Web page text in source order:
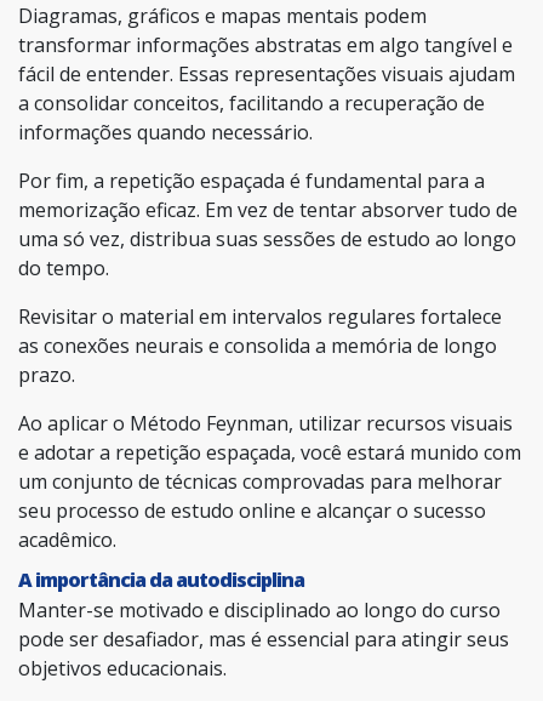
Diagramas, gráficos e mapas mentais podem
transformar informações abstratas em algo tangível e
fácil de entender. Essas representações visuais ajudam
a consolidar conceitos, facilitando a recuperação de
informações quando necessário.
Por fim, a repetição espaçada é fundamental para a
memorização eficaz. Em vez de tentar absorver tudo de
uma só vez, distribua suas sessões de estudo ao longo
do tempo.
Revisitar o material em intervalos regulares fortalece
as conexões neurais e consolida a memória de longo
prazo.
Ao aplicar o Método Feynman, utilizar recursos visuais
e adotar a repetição espaçada, você estará munido com
um conjunto de técnicas comprovadas para melhorar
seu processo de estudo online e alcançar o sucesso
acadêmico.
A importância da autodisciplina
Manter-se motivado e disciplinado ao longo do curso
pode ser desafiador, mas é essencial para atingir seus
objetivos educacionais.